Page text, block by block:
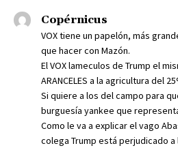
Copérnicus
VOX tiene un papelón, más
que hacer con Mazón.
El VOX lameculos de Trump el
ARANCELES a la agricultura del
Si quiere a los del campo para
burguesía yankee que
Como le va a explicar el vago
colega Trump está perjudicado